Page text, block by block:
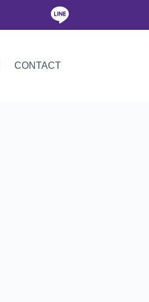
CONTACT